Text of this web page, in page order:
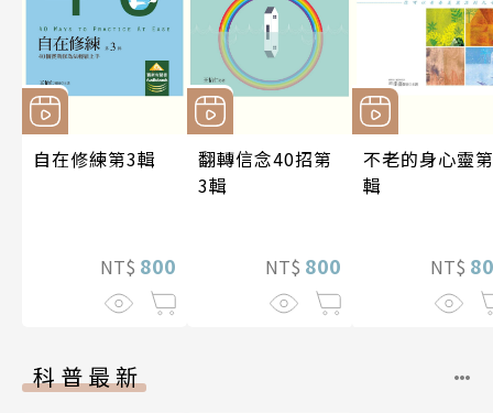
自在修練第3輯
NT$ 800
翻轉信念40招第
3輯
NT$ 800
不老的身心靈
輯
NT$
科普最新